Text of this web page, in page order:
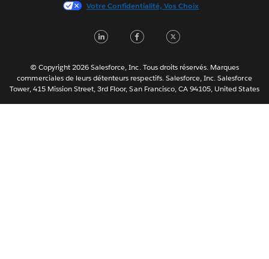
한국어
Português
ไทย
简体中文
Votre Confidentialité, Vos Choix
n
k
e
c
e
b
i
t
t
© Copyright 2026 Salesforce, Inc. Tous droits réservés. Marques
commerciales de leurs détenteurs respectifs. Salesforce, Inc. Salesforce
Tower, 415 Mission Street, 3rd Floor, San Francisco, CA 94105, United States